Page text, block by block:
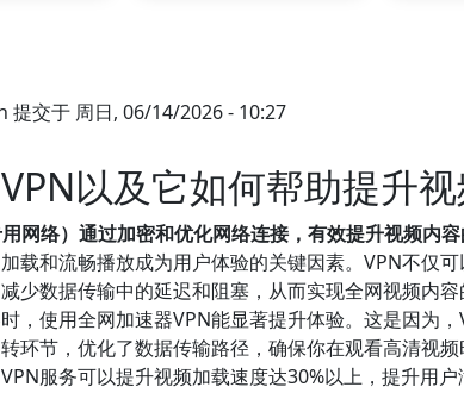
提交于 周日, 06/14/2026 - 10:27
以及它如何帮助提升
网络）通过加密和优化网络连接，有效提升视频内容
载和流畅播放成为用户体验的关键因素。VPN不仅
少数据传输中的延迟和阻塞，从而实现全网视频内
，使用全网加速器VPN能显著提升体验。这是因为
环节，优化了数据传输路径，确保你在观看高清视
服务可以提升视频加载速度达30%以上，提升用